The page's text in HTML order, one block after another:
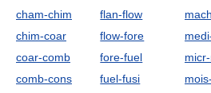
cham-chim
chim-coar
coar-comb
comb-cons
flan-flow
flow-fore
fore-fuel
fuel-fusi